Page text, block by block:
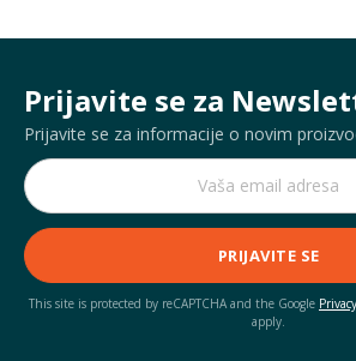
Prijavite se za
Prijavite se za informacije o novim
PRIJAVITE SE
This site is protected by reCAPTCHA and the Google
apply.